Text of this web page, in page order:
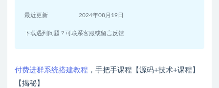
最近更新 2024年08月19日
下载遇到问题？可联系客服或留言反馈
付费进群系统搭建教程 ，手把手课程【源码+技术+课程】
【揭秘】